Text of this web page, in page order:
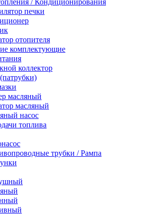
печки
отопителя
комплектующие
коллектор
масляный
масляный
насос
топлива
трубки / Рампа